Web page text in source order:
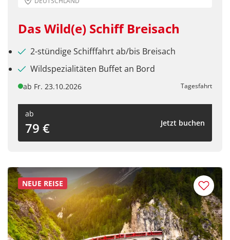
Das Wild(e) Schiff Breisach
2-stündige Schifffahrt ab/bis Breisach
Wildspezialitäten Buffet an Bord
ab Fr. 23.10.2026 Tagesfahrt
ab
79 € Jetzt buchen
NEUE REISE